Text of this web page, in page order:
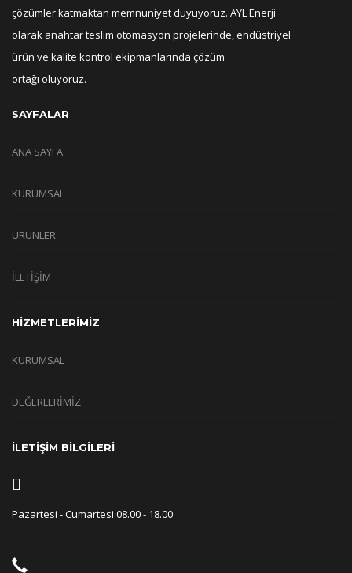
çözümler katmaktan memnuniyet duyuyoruz. AYL Enerji
olarak anahtar teslim otomasyon projelerinde, endüstriyel
ürün ve kalite kontrol ekipmanlarında çözüm
ortağı oluyoruz.
SAYFALAR
ANA SAYFA
KURUMSAL
ÜRÜNLER
İLETİŞİM
HİZMETLERİMİZ
KURUMSAL
DEĞERLERİMİZ
İLETİŞİM BİLGİLERİ
Pazartesi - Cumartesi 08.00 - 18.00